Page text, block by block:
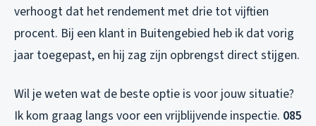
verhoogt dat het rendement met drie tot vijftien
procent. Bij een klant in Buitengebied heb ik dat vorig
jaar toegepast, en hij zag zijn opbrengst direct stijgen.
Wil je weten wat de beste optie is voor jouw situatie?
Ik kom graag langs voor een vrijblijvende inspectie. 085